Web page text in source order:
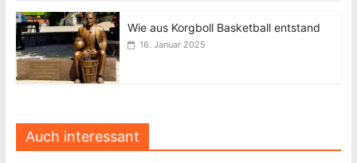
Wie aus Korgboll Basketball entstand
16. Januar 2025
Auch interessant